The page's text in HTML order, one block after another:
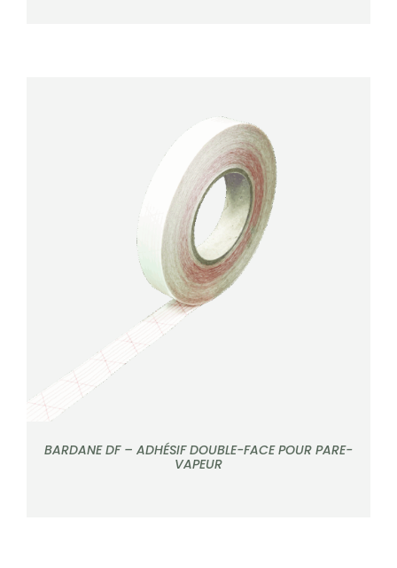
DÉTAILS
BARDANE DF – ADHÉSIF DOUBLE-FACE POUR PARE-
VAPEUR